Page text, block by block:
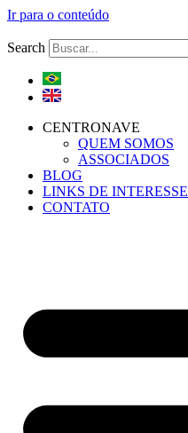
Ir para o conteúdo
Search
CENTRONAVE
QUEM SOMOS
ASSOCIADOS
BLOG
LINKS DE INTERESSE
CONTATO